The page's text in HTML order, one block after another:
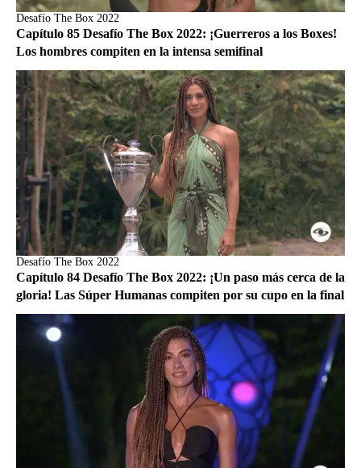
Desafío The Box 2022
Capítulo 85 Desafío The Box 2022: ¡Guerreros a los Boxes!
Los hombres compiten en la intensa semifinal
Desafío The Box 2022
Capítulo 84 Desafío The Box 2022: ¡Un paso más cerca de la
gloria! Las Súper Humanas compiten por su cupo en la final